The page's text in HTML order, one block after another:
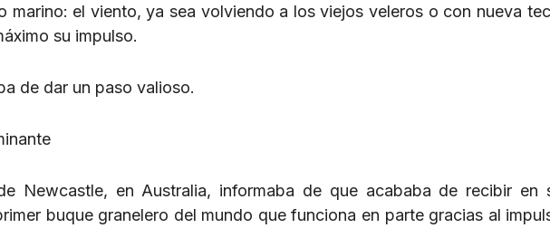
marino: el viento, ya sea volviendo a los viejos veleros o con nueva
su impulso.
de dar un paso valioso.
Newcastle, en Australia, informaba de que acababa de recibir en
buque granelero del mundo que funciona en parte gracias al